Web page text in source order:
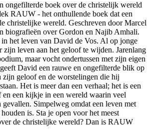
ongefilterde boek over de christelijk wereld
RAUW - het onthullende boek dat een
christelijke wereld. Geschreven door Marcel
biografieën over Gordon en Najib Amhali.
het leven van David de Vos. Al op jonge
leven aan het geloof te wijden. Jarenlang
maar vocht ondertussen met zijn eigen
David een rauwe en ongefilterde blik op
zijn geloof en de worstelingen die hij
Het is meer dan een verhaal; het is een
een kijkje in een wereld waarin veel
Simpelweg omdat een leven met
is. Sta je open voor het meest
de christelijke wereld? Dan is RAUW